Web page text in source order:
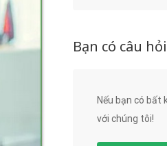
Bạn có câu
Nếu bạn có bất
với chúng tôi!